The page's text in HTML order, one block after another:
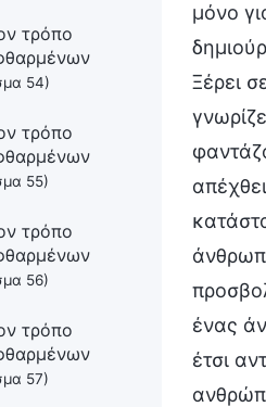
τρόπο
54)
τρόπο
55)
τρόπο
56)
τρόπο
57)
μόνο
Ξέρει
ένας
έτσι